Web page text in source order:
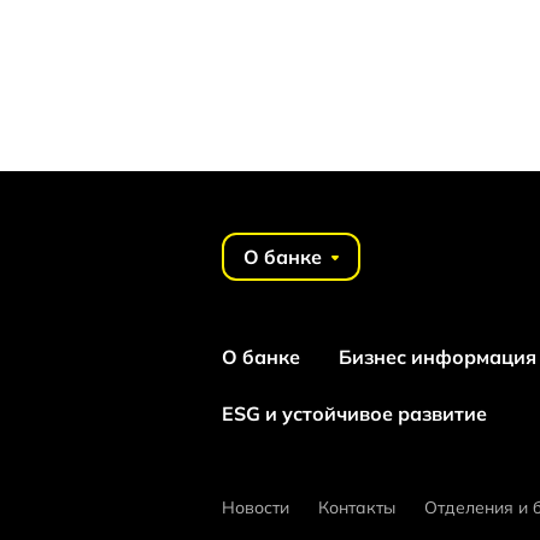
О банке
О банке Бизнес информация
ESG и устойчивое развитие
Новости Контакты Отделения и